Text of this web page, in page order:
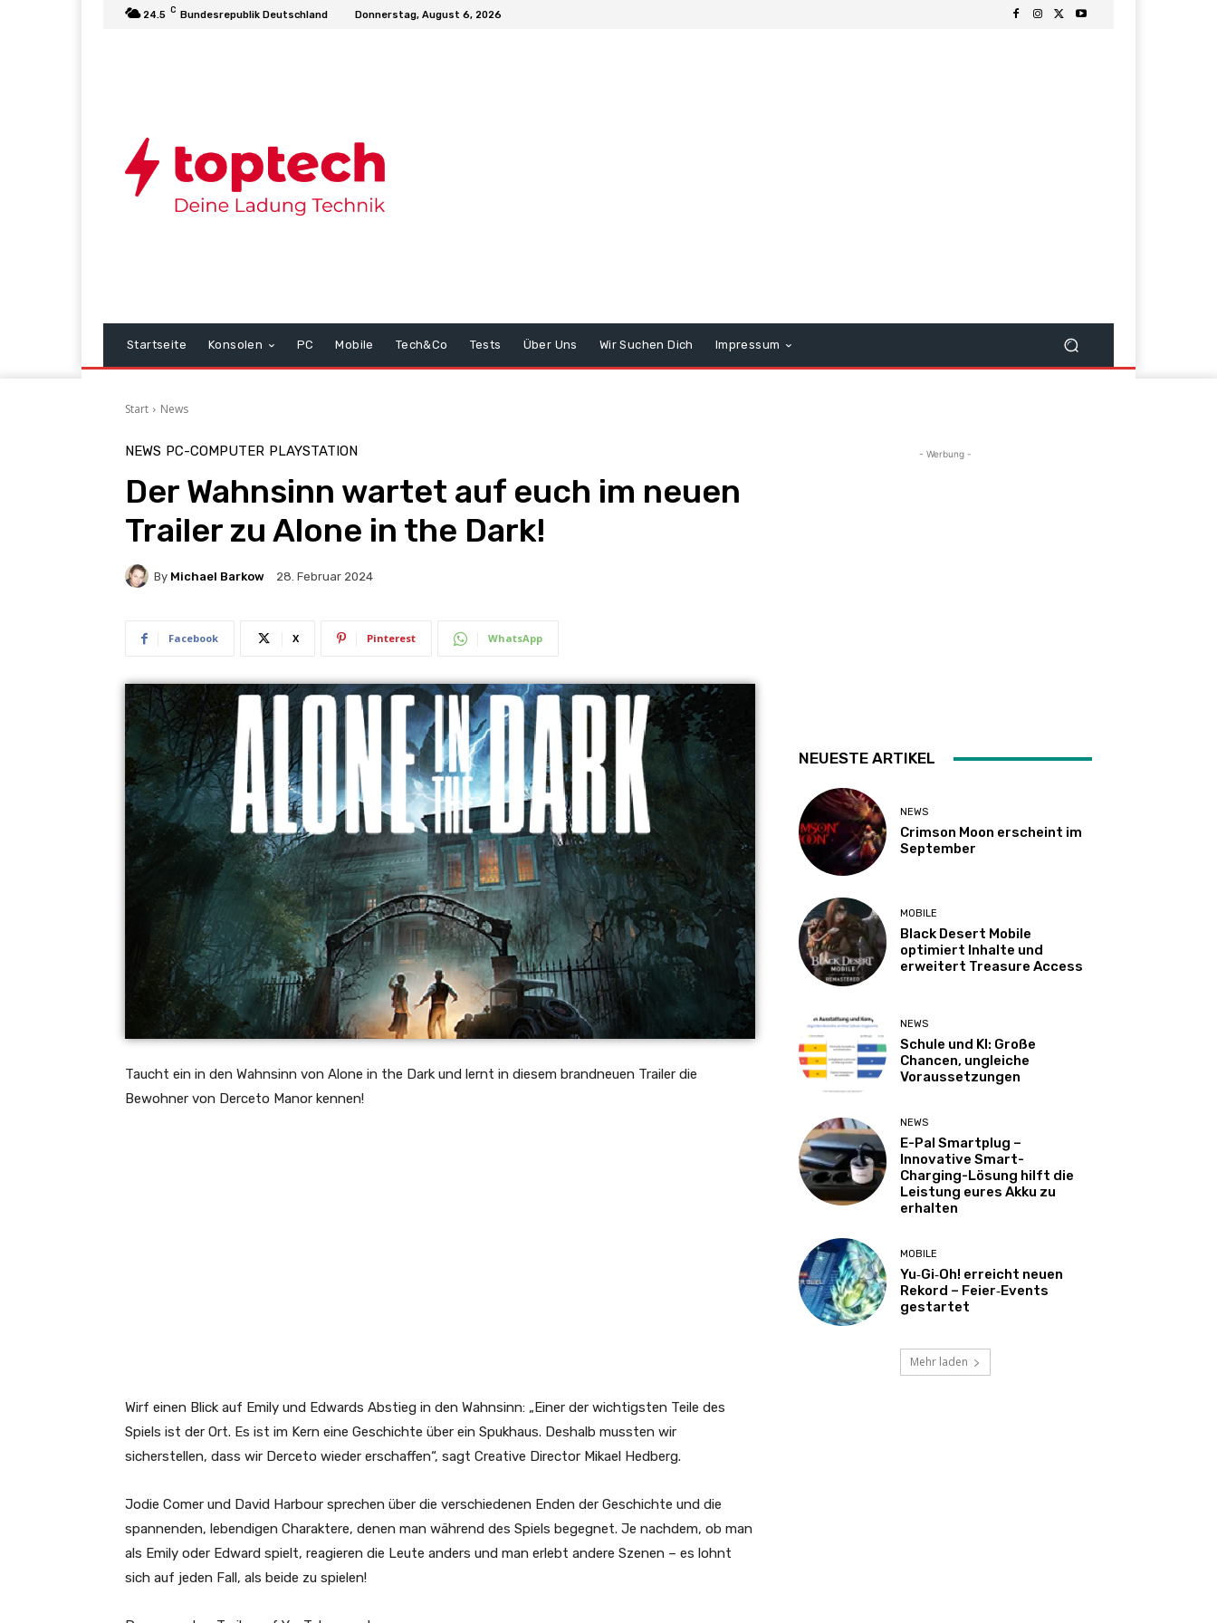
24.5 C Bundesrepublik Deutschland Donnerstag, August 6, 2026
Startseite Konsolen PC Mobile Tech&Co Tests Über Uns Wir Suchen Dich Impressum
Start News
NEWS PC-COMPUTER PLAYSTATION
Der Wahnsinn wartet auf euch im neuen
Trailer zu Alone in the Dark!
By Michael Barkow 28. Februar 2024
Facebook X Pinterest WhatsApp
Taucht ein in den Wahnsinn von Alone in the Dark und lernt in diesem brandneuen Trailer die
Bewohner von Derceto Manor kennen!
Wirf einen Blick auf Emily und Edwards Abstieg in den Wahnsinn: „Einer der wichtigsten Teile des
Spiels ist der Ort. Es ist im Kern eine Geschichte über ein Spukhaus. Deshalb mussten wir
sicherstellen, dass wir Derceto wieder erschaffen“, sagt Creative Director Mikael Hedberg.
Jodie Comer und David Harbour sprechen über die verschiedenen Enden der Geschichte und die
spannenden, lebendigen Charaktere, denen man während des Spiels begegnet. Je nachdem, ob man
als Emily oder Edward spielt, reagieren die Leute anders und man erlebt andere Szenen – es lohnt
sich auf jeden Fall, als beide zu spielen!
- Werbung -
NEUESTE ARTIKEL
NEWS
Crimson Moon erscheint im
September
MOBILE
Black Desert Mobile
optimiert Inhalte und
erweitert Treasure Access
NEWS
Schule und KI: Große
Chancen, ungleiche
Voraussetzungen
NEWS
E-Pal Smartplug –
Innovative Smart-
Charging-Lösung hilft die
Leistung eures Akku zu
erhalten
MOBILE
Yu‑Gi‑Oh! erreicht neuen
Rekord – Feier‑Events
gestartet
Mehr laden